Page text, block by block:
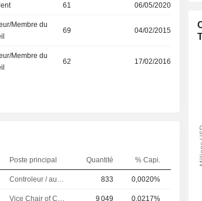
61 06/05/2020
Membre du
69 04/02/2015
Membre du
62 17/02/2016
Poste principal Quantité % Capi.
833 0,0020%
9 049 0,0217%